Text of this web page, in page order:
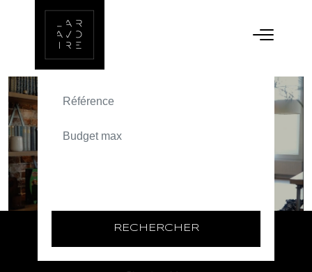
ACHETER
TEXT_SEARCH_SELECTIONNEZ
RECHERCHER